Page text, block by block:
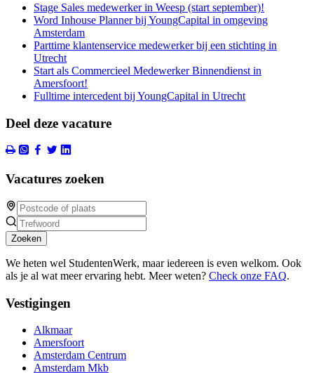
Stage Sales medewerker in Weesp (start september)!
Word Inhouse Planner bij YoungCapital in omgeving
Amsterdam
Parttime klantenservice medewerker bij een stichting in
Utrecht
Start als Commercieel Medewerker Binnendienst in
Amersfoort!
Fulltime intercedent bij YoungCapital in Utrecht
Deel deze vacature
Vacatures zoeken
Zoeken
We heten wel StudentenWerk, maar iedereen is even welkom. Ook
als je al wat meer ervaring hebt. Meer weten? Check onze FAQ.
Vestigingen
Alkmaar
Amersfoort
Amsterdam Centrum
Amsterdam Mkb